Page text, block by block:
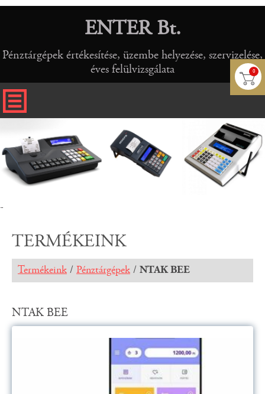
0
ENTER Bt.
Pénztárgépek értékesítése, üzembe helyezése, szervizelése,
éves felülvizsgálata
-
TERMÉKEINK
Termékeink / Pénztárgépek / NTAK BEE
NTAK BEE